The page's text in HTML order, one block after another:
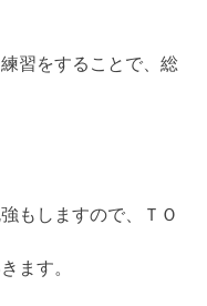
習をすることで、総
もしますので、ＴＯ
ます。